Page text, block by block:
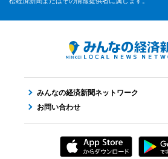
みんなの経済新聞ネットワーク
お問い合わせ